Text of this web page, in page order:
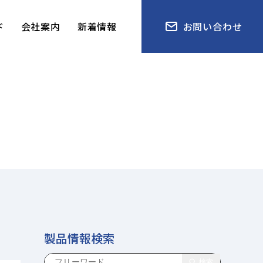
会社案内 新着情報 お問い合わせ
製品情報検索